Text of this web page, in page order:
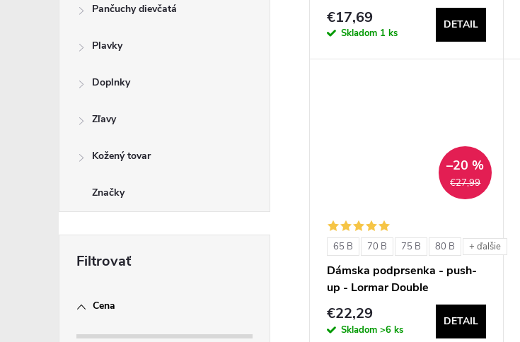
Pančuchy dievčatá
Plavky
Doplnky
Zľavy
Kožený tovar
Značky
Cena
d
€17,69
Skladom 1 ks
DETAIL
€27,99
–20 %
65 B 70 B 75 B 80 B + ďalšie
Dámska podprsenka - push-
up - Lormar Double
€22,29
Skladom >6 ks
DETAIL